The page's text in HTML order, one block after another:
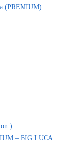
(PREMIUM)
)
– BIG LUCA